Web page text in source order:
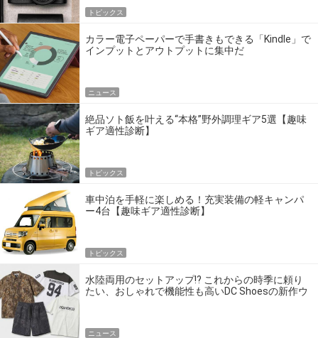
トピックス
カラー電子ペーパーで手書きもできる「Kindle」で
インプットとアウトプットに集中だ
ニュース
絶品ソト飯を叶える“本格”野外調理ギア5選【趣味
ギア適性診断】
トピックス
車中泊を手軽に楽しめる！充実装備の軽キャンパ
ー4台【趣味ギア適性診断】
トピックス
水陸両用のセットアップ!? これからの時季に頼り
たい、おしゃれで機能性も高いDC Shoesの新作ウ
ニュース